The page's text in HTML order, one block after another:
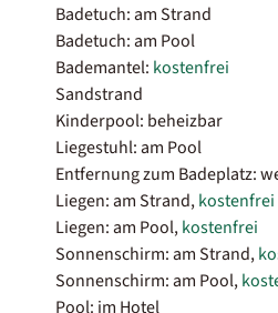
Badetuch: am Strand
Badetuch: am Pool
Bademantel: kostenfrei
Sandstrand
Kinderpool: beheizbar
Liegestuhl: am Pool
Entfernung zum Badeplatz:
Liegen: am Strand,kostenfrei
Liegen: am Pool,kostenfrei
Sonnenschirm: am Strand,
Sonnenschirm: am Pool,
Pool: im Hotel